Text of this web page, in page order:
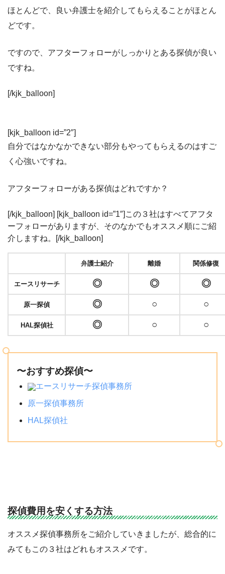
ほとんどで、良い弁護士を紹介してもらえることがほとん
どです。
ですので、アフターフォローがしっかりとある探偵が良い
ですね。
[/kjk_balloon]
[kjk_balloon id=”2″]
自分ではなかなかできない部分もやってもらえるのはすご
く心強いですね。
アフターフォローがある探偵はどれですか？
[/kjk_balloon] [kjk_balloon id=”1″]この３社はすべてアフタ
ーフォローがありますが、そのなかでもオススメ順にご紹
介しますね。[/kjk_balloon]
弁護士紹介 離婚 関係修復
エースリサーチ ◎ ◎ ◎
原一探偵 ◎ ○ ○
HAL探偵社 ◎ ○ ○
〜おすすめ探偵〜
エースリサーチ探偵事務所
原一探偵事務所
HAL探偵社
探偵費用を安くする方法
オススメ探偵事務所をご紹介していきましたが、総合的に
みてもこの３社はどれもオススメです。